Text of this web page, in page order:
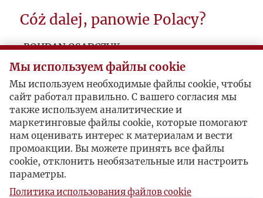
Cóż dalej, panowie Polacy?
BOHDAN OSADCZUK
Мы используем файлы cookie
Мы используем необходимые файлы cookie, чтобы
сайт работал правильно. С вашего согласия мы
также используем аналитические и
маркетинговые файлы cookie, которые помогают
нам оценивать интерес к материалам и вести
промоакции. Вы можете принять все файлы
cookie, отклонить необязательные или настроить
параметры.
Политика использования файлов cookie